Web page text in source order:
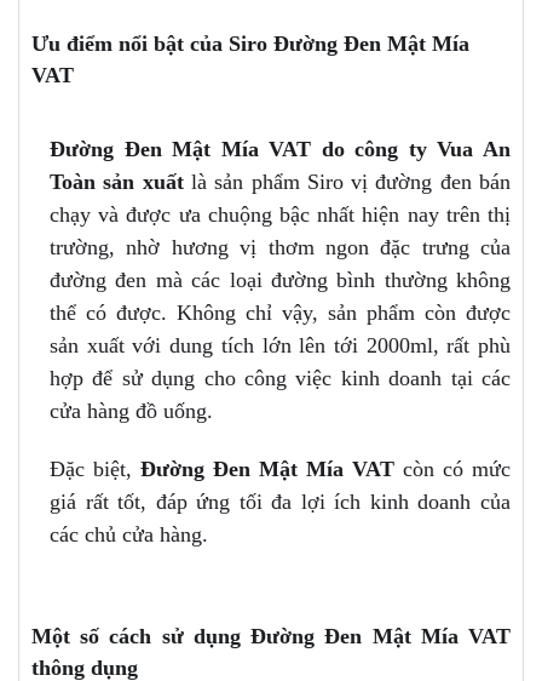
Ưu điểm nổi bật của Siro Đường Đen Mật Mía
VAT
Đường Đen Mật Mía VAT do công ty Vua An
Toàn sản xuấtlà sản phẩm Siro vị đường đen bán
chạy và được ưa chuộng bậc nhất hiện nay trên thị
trường, nhờ hương vị thơm ngon đặc trưng của
đường đen mà các loại đường bình thường không
thể có được. Không chỉ vậy, sản phẩm còn được
sản xuất với dung tích lớn lên tới 2000ml, rất phù
hợp để sử dụng cho công việc kinh doanh tại các
cửa hàng đồ uống.
Đặc biệt, Đường Đen Mật Mía VAT còn có mức
giá rất tốt, đáp ứng tối đa lợi ích kinh doanh của
các chủ cửa hàng.
Một số cách sử dụng Đường Đen Mật Mía VAT
thông dụng